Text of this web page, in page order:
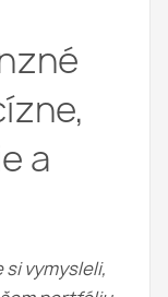
a
si vymysleli,